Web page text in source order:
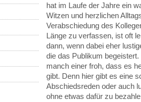
hat im Laufe der Jahre ein
Witzen und herzlichen
Verabschiedung des
Länge zu verfassen, ist oft
dann, wenn dabei eher
die das Publikum
manch einer froh, dass es
gibt. Denn hier gibt es eine
Abschiedsreden oder auch
ohne etwas dafür zu